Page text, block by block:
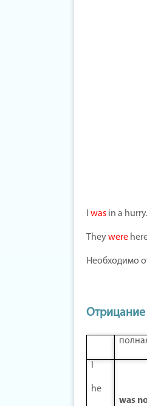
was in a
Theywere
Необходимо
Отрицание
he
was